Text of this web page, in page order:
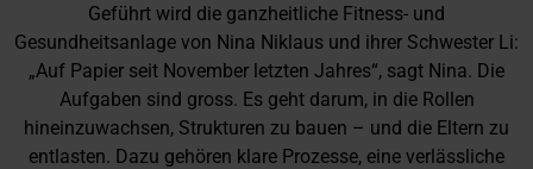
Geführt wird die ganzheitliche Fitness- und
Gesundheitsanlage von Nina Niklaus und ihrer Schwester Li:
„Auf Papier seit November letzten Jahres“, sagt Nina. Die
Aufgaben sind gross. Es geht darum, in die Rollen
hineinzuwachsen, Strukturen zu bauen – und die Eltern zu
entlasten. Dazu gehören klare Prozesse, eine verlässliche